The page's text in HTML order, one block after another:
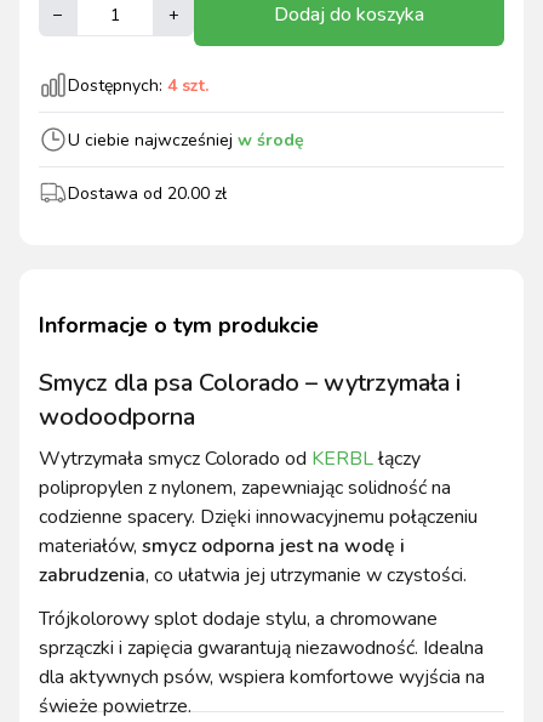
– + Dodaj do koszyka
Dostępnych: 4szt.
U ciebie najwcześniej w środę
Dostawa od 20.00 zł
Informacje o tym produkcie
Smycz dla psa Colorado – wytrzymała i
wodoodporna
Wytrzymała smycz Colorado od KERBLłączy
polipropylen z nylonem, zapewniając solidność na
codzienne spacery. Dzięki innowacyjnemu połączeniu
materiałów, smycz odporna jest na wodę i
zabrudzenia, co ułatwia jej utrzymanie w czystości.
Trójkolorowy splot dodaje stylu, a chromowane
sprzączki i zapięcia gwarantują niezawodność. Idealna
dla aktywnych psów, wspiera komfortowe wyjścia na
świeże powietrze.